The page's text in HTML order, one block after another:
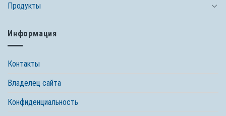
Продукты
Информация
Контакты
Владелец сайта
Конфиденциальность